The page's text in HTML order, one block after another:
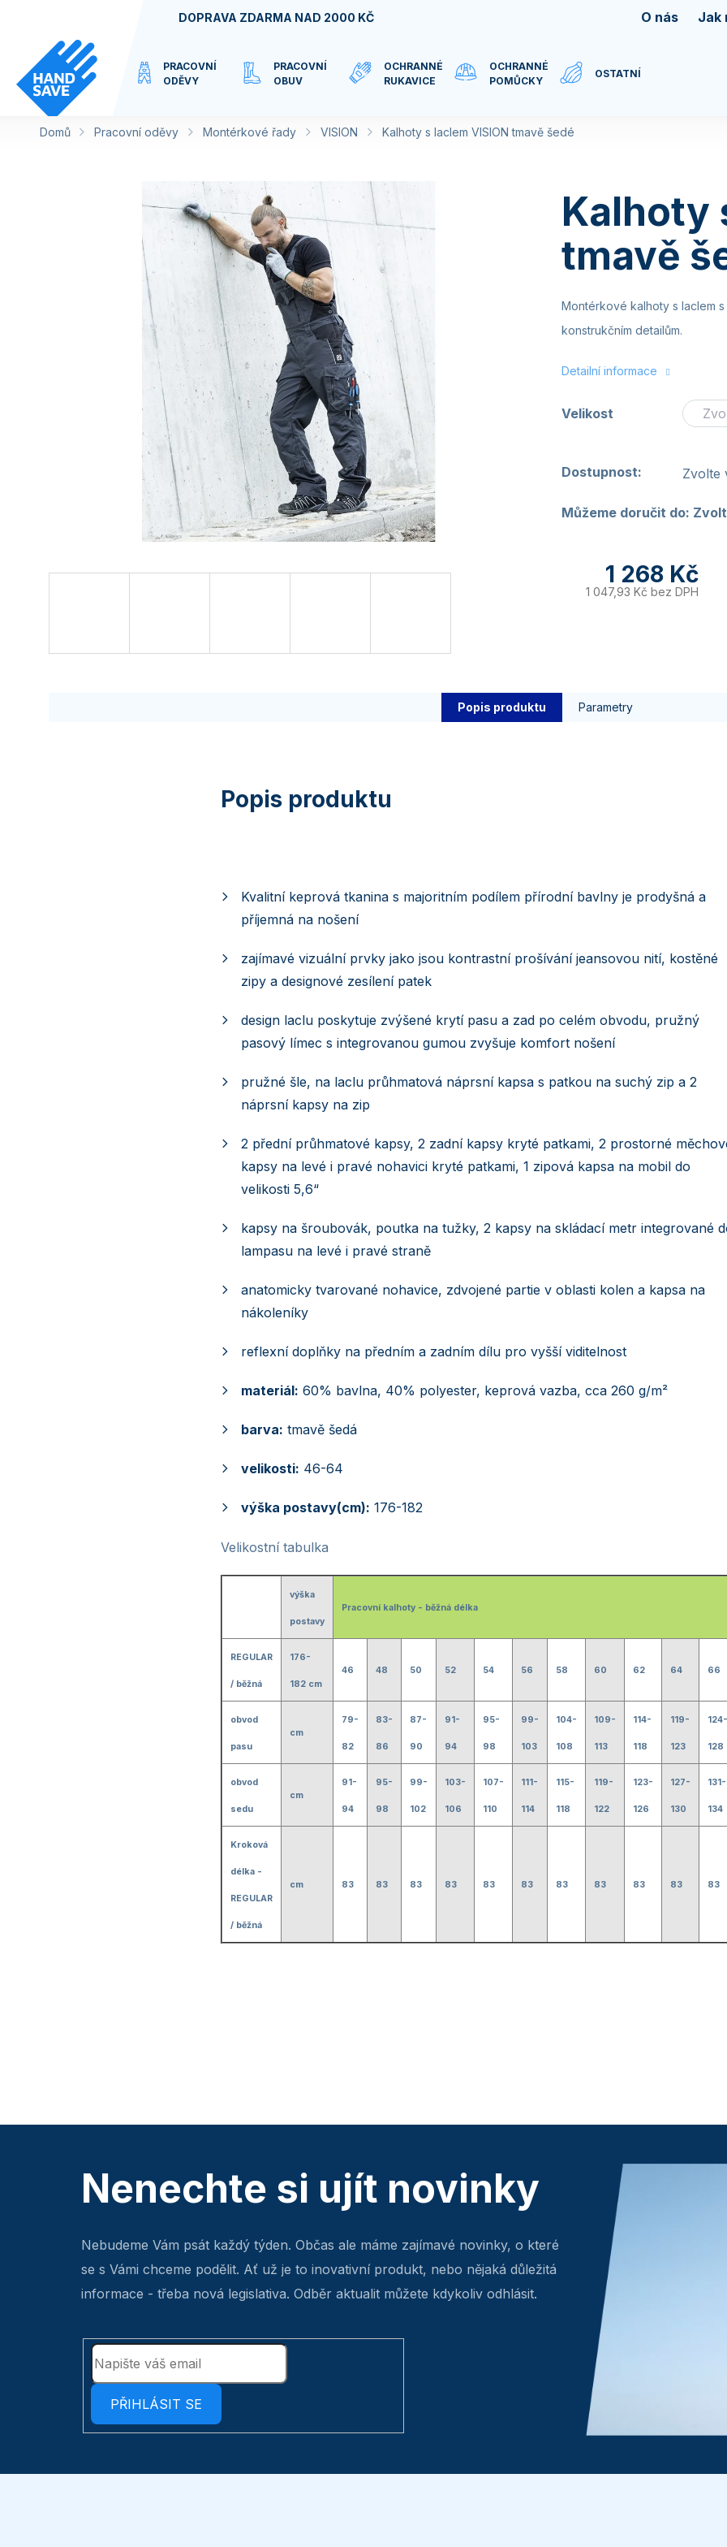
DOPRAVA ZDARMA NAD 2000 KČ O nás Jak
PRACOVNÍ
ODĚVY
PRACOVNÍ
OBUV
OCHRANNÉ
RUKAVICE
OCHRANNÉ
POMŮCKY
OSTATNÍ
VIRTUÁLNÍ
Domů Pracovní oděvy Montérkové řady VISION Kalhoty s laclem VISION tmavě šedé
Kalhoty
tmavě
Montérkové kalhoty s laclem
konstrukčním detailům.
Detailní informace
Velikost
Dostupnost: Zvolte
Můžeme doručit do:
1 268 Kč
1 047,93 Kč bez DPH
Popis produktu Parametry
Kvalitní keprová tkanina s majoritním podílem přírodní bavlny je prodyšná a
příjemná na nošení
zajímavé vizuální prvky jako jsou kontrastní prošívání jeansovou nití, kostěné
zipy a designové zesílení patek
design laclu poskytuje zvýšené krytí pasu a zad po celém obvodu, pružný
pasový límec s integrovanou gumou zvyšuje komfort nošení
pružné šle, na laclu průhmatová náprsní kapsa s patkou na suchý zip a 2
náprsní kapsy na zip
2 přední průhmatové kapsy, 2 zadní kapsy kryté patkami, 2 prostorné
kapsy na levé i pravé nohavici kryté patkami, 1 zipová kapsa na mobil do
velikosti 5,6“
kapsy na šroubovák, poutka na tužky, 2 kapsy na skládací metr integrované
lampasu na levé i pravé straně
anatomicky tvarované nohavice, zdvojené partie v oblasti kolen a kapsa na
nákoleníky
reflexní doplňky na předním a zadním dílu pro vyšší viditelnost
materiál: 60% bavlna, 40% polyester, keprová vazba, cca 260 g/m²
barva: tmavě šedá
velikosti: 46-64
výška postavy(cm): 176-182
Velikostní tabulka
výška
postavy
Pracovní kalhoty - běžná délka
REGULAR
/ běžná
176-
182 cm
46 48 50 52 54 56 58 60 62 64 66
obvod
pasu
cm
79-
82
83-
86
87-
90
91-
94
95-
98
99-
103
104-
108
109-
113
114-
118
119-
123
124-
128
obvod
sedu
cm
91-
94
95-
98
99-
102
103-
106
107-
110
111-
114
115-
118
119-
122
123-
126
127-
130
131-
134
Kroková
délka -
REGULAR
/ běžná
cm 83 83 83 83 83 83 83 83 83 83 83
Nenechte si ujít novinky
Nebudeme Vám psát každý týden. Občas ale máme zajímavé novinky, o které
se s Vámi chceme podělit. Ať už je to inovativní produkt, nebo nějaká důležitá
informace - třeba nová legislativa. Odběr aktualit můžete kdykoliv odhlásit.
PŘIHLÁSIT SE